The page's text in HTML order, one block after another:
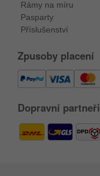
Rámy na míru
Pasparty
Příslušenství
Zpusoby placení
Dopravní partneři